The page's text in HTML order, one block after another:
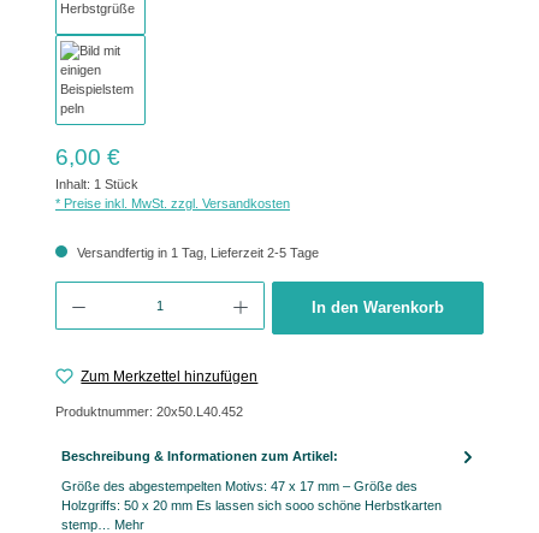
Regulärer Preis:
6,00 €
Inhalt: 1 Stück
* Preise inkl. MwSt. zzgl. Versandkosten
Versandfertig in 1 Tag, Lieferzeit 2-5 Tage
In den Warenkorb
Zum Merkzettel hinzufügen
Produktnummer: 20x50.L40.452
Beschreibung & Informationen zum Artikel:
Größe des abgestempelten Motivs: 47 x 17 mm – Größe des
Holzgriffs: 50 x 20 mm Es lassen sich sooo schöne Herbstkarten
stemp… Mehr